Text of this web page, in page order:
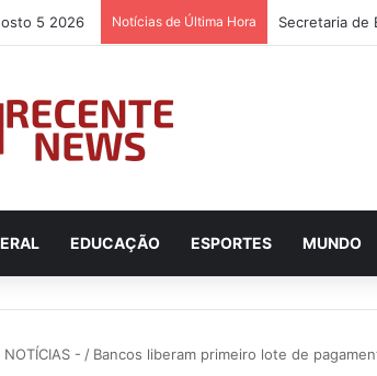
5 2026 Notícias de Última Hora
EDUCAÇÃO ESPORTES MUNDO
NOTÍCIAS - / Bancos liberam primeiro lote de